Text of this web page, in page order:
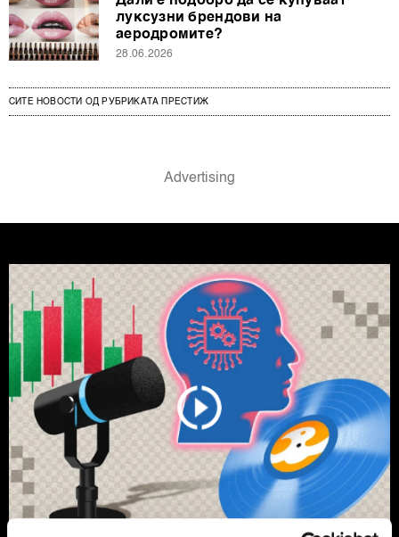
луксузни брендови на
аеродромите?
28.06.2026
СИТЕ НОВОСТИ ОД РУБРИКАТА ПРЕСТИЖ